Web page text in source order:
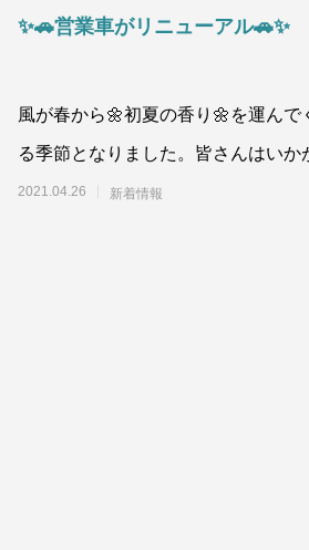
✨🚗営業車がリニューアル🚗✨
風が春から🌼初夏の香り🌼を運んで
る季節となりました。皆さんはいか
しょうか。早い方で、今週からゴー
2021.04.26 新着情報